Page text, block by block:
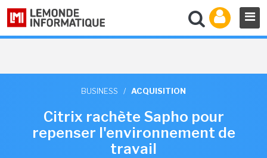
BUSINESS / ACQUISITION
Citrix rachète Sapho pour
repenser l'environnement de
travail